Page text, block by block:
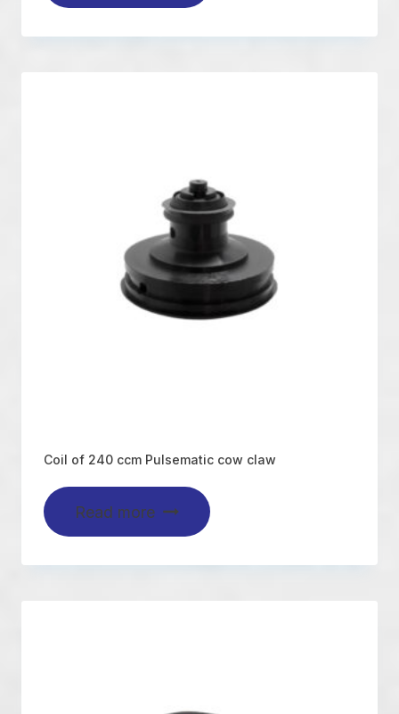
Coil of 240 ccm Pulsematic cow claw
Read more